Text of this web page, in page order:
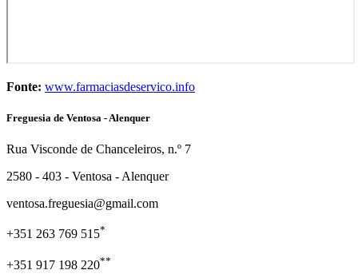
Fonte: www.farmaciasdeservico.info
Freguesia de Ventosa - Alenquer
Rua Visconde de Chanceleiros, n.º 7
2580 - 403 - Ventosa - Alenquer
ventosa.freguesia@gmail.com
+351 263 769 515*
+351 917 198 220**